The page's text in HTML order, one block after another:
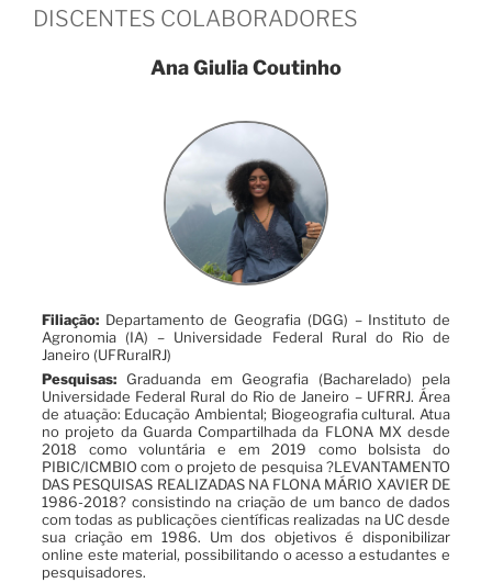
DISCENTES COLABORADORES
Ana Giulia Coutinho
Filiação: Departamento de Geografia (DGG) – Instituto de
Agronomia (IA) – Universidade Federal Rural do Rio de
Janeiro (UFRuralRJ)
Pesquisas: Graduanda em Geografia (Bacharelado) pela
Universidade Federal Rural do Rio de Janeiro – UFRRJ. Área
de atuação: Educação Ambiental; Biogeografia cultural. Atua
no projeto da Guarda Compartilhada da FLONA MX desde
2018 como voluntária e em 2019 como bolsista do
PIBIC/ICMBIO com o projeto de pesquisa ?LEVANTAMENTO
DAS PESQUISAS REALIZADAS NA FLONA MÁRIO XAVIER DE
1986-2018? consistindo na criação de um banco de dados
com todas as publicações científicas realizadas na UC desde
sua criação em 1986. Um dos objetivos é disponibilizar
online este material, possibilitando o acesso a estudantes e
pesquisadores.